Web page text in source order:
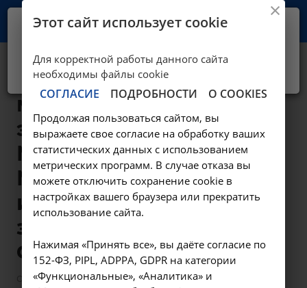
ФКУ «Главное бюро
медико-социальной
экспертизы по г.
Москве»
Министерства труда
и социальной
защиты Российской
Федерации
О клинике — Надзорные органы —
Ваш город -Иркутск?
Да, верно Нет, выбрать другой
Этот сайт использует cookie
Для корректной работы данного сайта
необходимы файлы cookie
СОГЛАСИЕ ПОДРОБНОСТИ О COOKIES
Продолжая пользоваться сайтом, вы
выражаете свое согласие на обработку ваших
статистических данных с использованием
метрических программ. В случае отказа вы
можете отключить сохранение cookie в
настройках вашего браузера или прекратить
использование сайта.
Нажимая «Принять все», вы даёте согласие по
152-ФЗ, PIPL, ADPPA, GDPR на категории
«Функциональные», «Аналитика» и